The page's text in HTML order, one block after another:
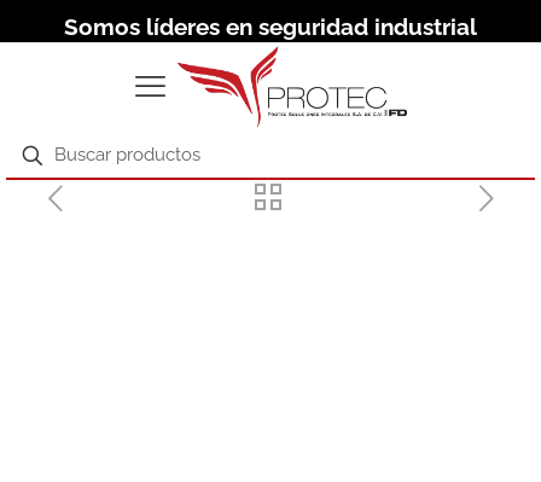
Somos líderes en seguridad industrial